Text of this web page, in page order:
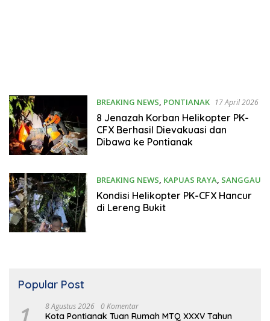
BREAKING NEWS, PONTIANAK 17 April 2026
8 Jenazah Korban Helikopter PK-
CFX Berhasil Dievakuasi dan
Dibawa ke Pontianak
BREAKING NEWS KAPUAS RAYA SANGGAU
16 April 2026
Kondisi Helikopter PK-CFX Hancur
di Lereng Bukit
Popular Post
8 Agustus 2026 0 Komentar
Kota Pontianak Tuan Rumah MTQ XXXV Tahun